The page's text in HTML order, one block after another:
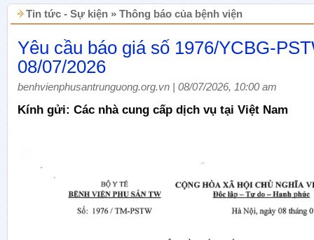
Tin tức - Sự kiện » Thông báo của bệnh viện
Yêu cầu báo giá số 1976/YCBG-
08/07/2026
benhvienphusantrunguong.org.vn | 08/07/2026, 10:00 am
Kính gửi: Các nhà cung cấp dịch vụ tại Việt Nam